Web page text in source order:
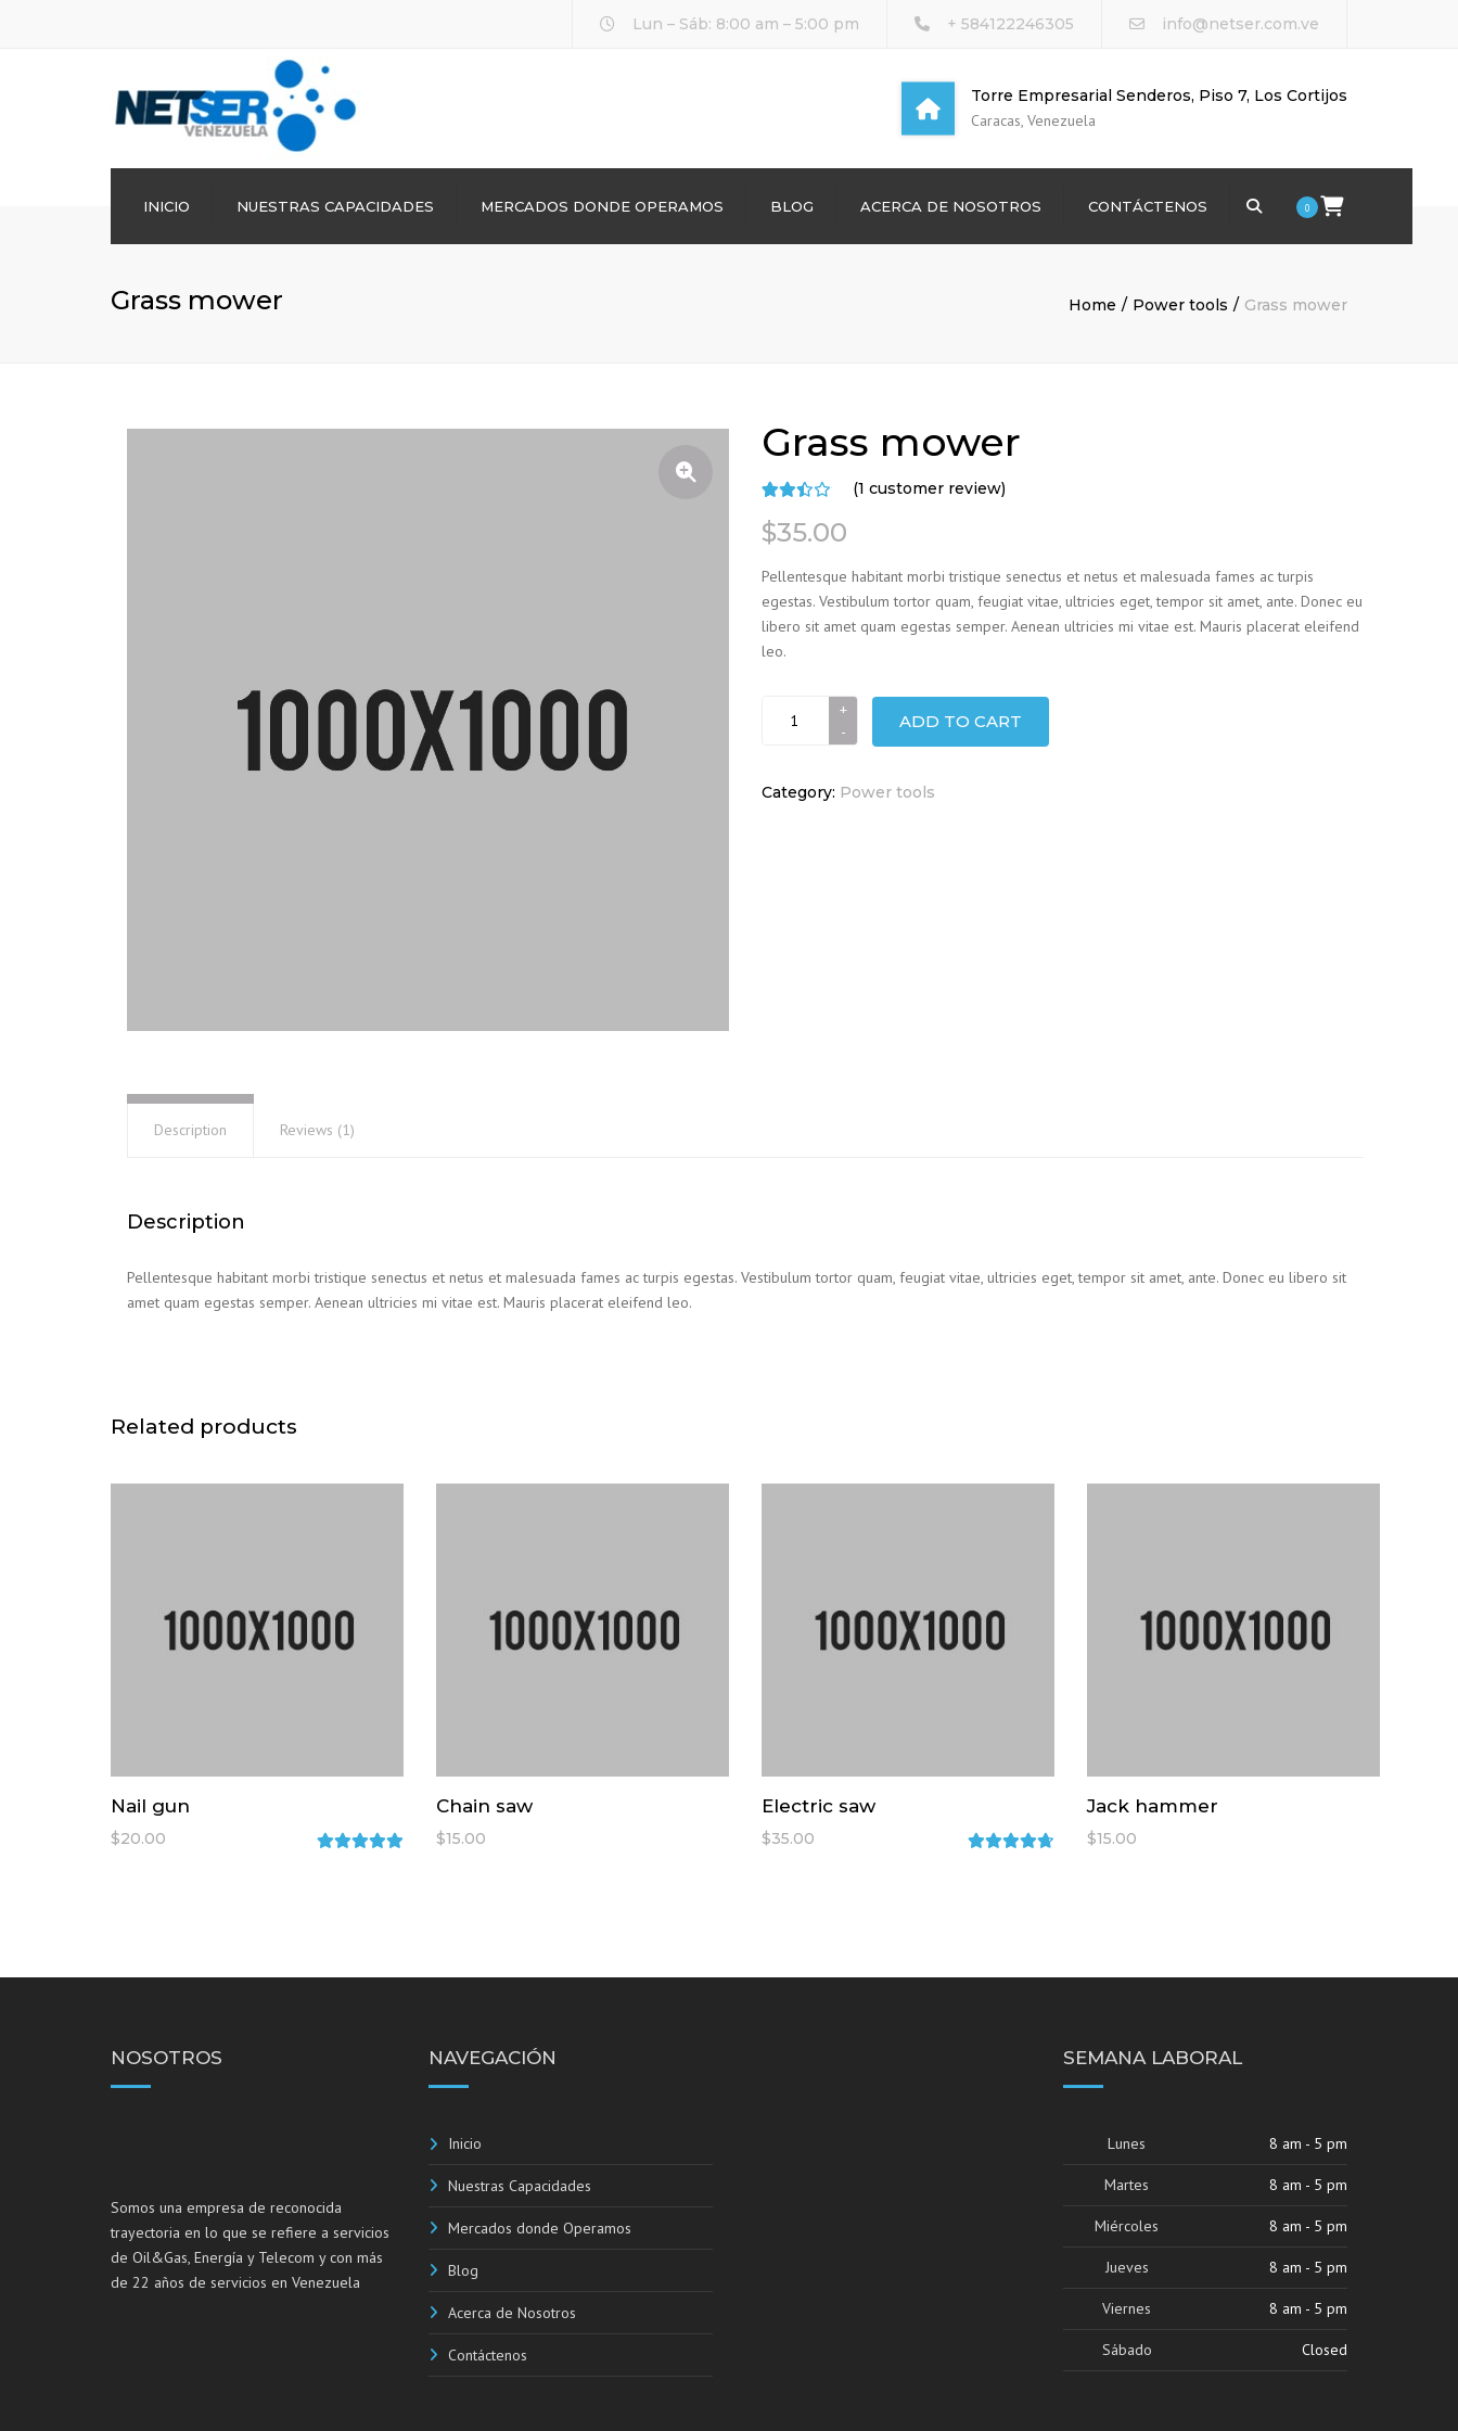
Lun – Sáb: 8:00 am – 5:00 pm + 584122246305 info@netser.com.ve
Torre Empresarial Senderos, Piso 7, Los Cortijos
Caracas, Venezuela
INICIO NUESTRAS CAPACIDADES
Procura
MERCADOS DONDE OPERAMOS BLOG ACERCA DE NOSOTROS CONTÁCTENOS Search
0
Grass mower Home Power tools Grass mower
Grass mower
3.00
of 5
on
customer
rating
(1 customer review)
$35.00
Pellentesque habitant morbi tristique senectus et netus et malesuada fames ac turpis
egestas. Vestibulum tortor quam, feugiat vitae, ultricies eget, tempor sit amet, ante. Donec eu
libero sit amet quam egestas semper. Aenean ultricies mi vitae est. Mauris placerat eleifend
leo.
ADD TO CART
Category: Power tools
Description Reviews (1)
Description
Pellentesque habitant morbi tristique senectus et netus et malesuada fames ac turpis egestas. Vestibulum tortor quam, feugiat vitae, ultricies eget, tempor sit amet, ante. Donec eu libero sit
amet quam egestas semper. Aenean ultricies mi vitae est. Mauris placerat eleifend leo.
Related products
Nail gun
$20.00
Chain saw
$15.00
Electric saw
$35.00
Jack hammer
$15.00
NOSOTROS
Somos una empresa de reconocida
trayectoria en lo que se refiere a servicios
de Oil&Gas, Energía y Telecom y con más
de 22 años de servicios en Venezuela
NAVEGACIÓN
Inicio
Nuestras Capacidades
Mercados donde Operamos
Blog
Acerca de Nosotros
Contáctenos
SEMANA LABORAL
Lunes 8 am - 5 pm
Martes 8 am - 5 pm
Miércoles 8 am - 5 pm
Jueves 8 am - 5 pm
Viernes 8 am - 5 pm
Sábado Closed